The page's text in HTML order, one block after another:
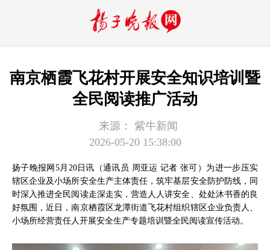
南京栖霞飞花村开展安全知识培训暨
全民阅读推广活动
来源：
紫牛新闻
2026-05-20 15:38:00
扬子晚报网5月20日讯（通讯员 周亚运 记者 张可）为进一步压实
辖区企业及小场所安全生产主体责任，筑牢基层安全防护防线，同
时深入推进全民阅读走深走实，营造人人讲安全、处处沐书香的良
好氛围，近日，南京栖霞区龙潭街道飞花村组织辖区企业负责人、
小场所经营责任人开展安全生产专题培训暨全民阅读宣传活动。